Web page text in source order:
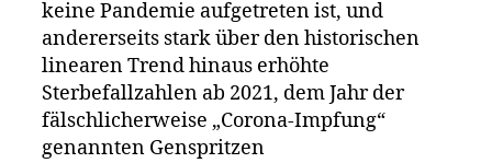
keine Pandemie aufgetreten ist, und
andererseits stark über den historischen
linearen Trend hinaus erhöhte
Sterbefallzahlen ab 2021, dem Jahr der
fälschlicherweise „Corona-Impfung“
genannten Genspritzen